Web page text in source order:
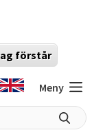
förstår
Meny